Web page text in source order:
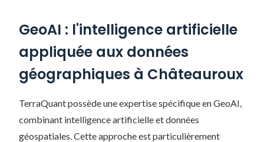
GeoAI : l'intelligence artificielle
appliquée aux données
géographiques à Châteauroux
TerraQuant possède une expertise spécifique en GeoAI,
combinant intelligence artificielle et données
géospatiales. Cette approche est particulièrement